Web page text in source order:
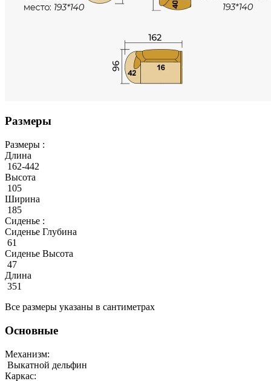
Размеры
Размеры :
Длина
162-442
Высота
105
Ширина
185
Сиденье :
Сиденье Глубина
61
Сиденье Высота
47
Длина
351
Все размеры указаны в сантиметрах
Основные
Механизм:
Выкатной дельфин
Каркас: